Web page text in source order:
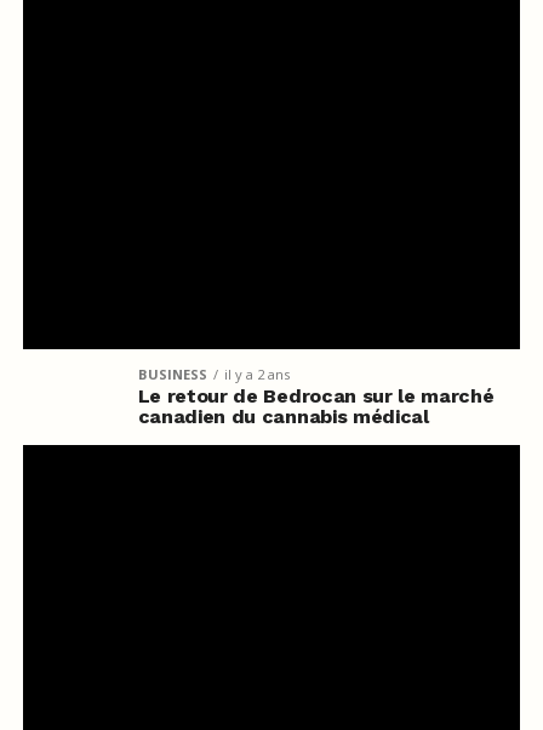
BUSINESS il y a 2 ans
Le retour de Bedrocan sur le marché
canadien du cannabis médical